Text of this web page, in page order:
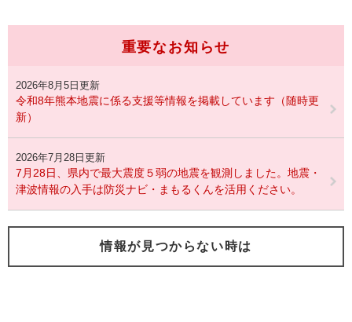
重要なお知らせ
2026年8月5日更新
令和8年熊本地震に係る支援等情報を掲載しています（随時更
新）
2026年7月28日更新
7月28日、県内で最大震度５弱の地震を観測しました。地震・
津波情報の入手は防災ナビ・まもるくんを活用ください。
情報が見つからない時は